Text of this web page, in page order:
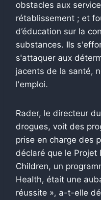
obstacles aux
rétablissement ; et
d’éducation sur la
substances. Ils
s'attaquer aux
jacents de la santé,
l'emploi.
Rader, le directeur
drogues, voit des
prise en charge des
déclaré que le Projet
Children, un
Health, était une
réussite », a-t-elle